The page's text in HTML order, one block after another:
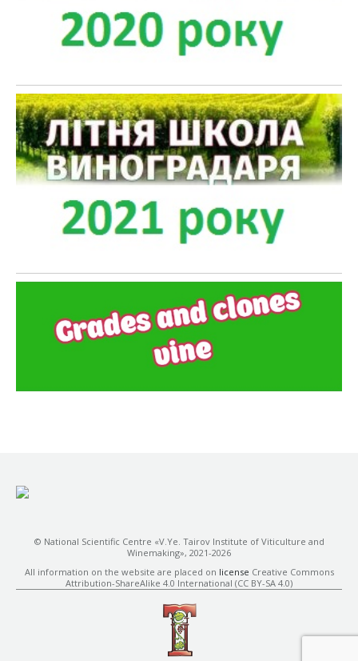
© National Scientific Centre «V.Ye. Tairov Institute of Viticulture and
Winemaking», 2021-2026
All information on the website are placed on license Creative Commons
Attribution-ShareAlike 4.0 International (CC BY-SA 4.0)